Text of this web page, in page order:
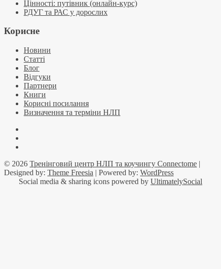
Цінності: путівник (онлайн-курс)
РДУГ та РАС у дорослих
Корисне
Новини
Статті
Блог
Відгуки
Партнери
Книги
Корисні посилання
Визначення та терміни НЛП
© 2026 Тренінговий центр НЛП та коучингу Connectome |
Designed by: Theme Freesia | Powered by: WordPress
Social media & sharing icons powered by UltimatelySocial